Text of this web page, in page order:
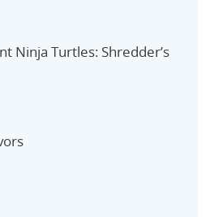
Ninja Turtles: Shredder’s